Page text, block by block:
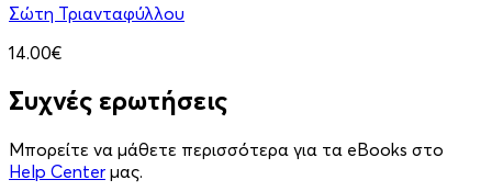
Σώτη Τριανταφύλλου
14.00€
Συχνές ερωτήσεις
Μπορείτε να μάθετε περισσότερα για τα eBooks στο
Help Center μας.